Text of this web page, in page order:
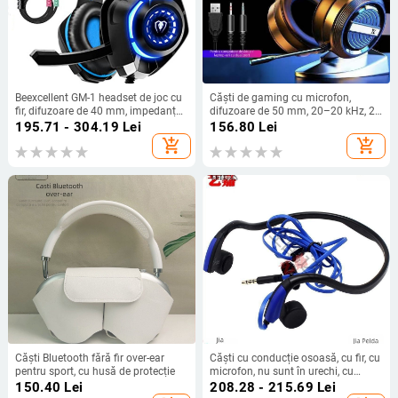
Beexcellent GM-1 headset de joc cu
fir, difuzoare de 40 mm, impedanță
32 Ω, răspuns în frecvență 15–20
microfon încorporat
195.71 - 304.19 Lei
add_shopping_cart
Căști de gaming cu microfon,
difuzoare de 50 mm, 20–20 kHz, 21
Ω, cablu împletit de 2,2 m, mufă 3,5
156.80 Lei
add_shopping_cart
Căști Bluetooth fără fir over-ear
pentru sport, cu husă de protecție
150.40 Lei
Căști cu conducție osoasă, cu fir, cu
microfon, nu sunt în urechi, cu
agățare pentru ureche, confortabile
208.28 - 215.69 Lei